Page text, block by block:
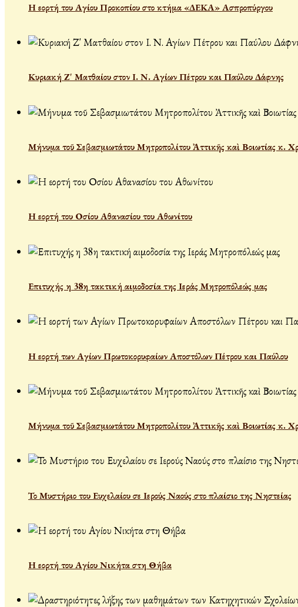
Η εορτή του Αγίου Προκοπίου στο κτήμα «ΔΕΚΑ» Ασπροπύργου
Κυριακή Ζ' Ματθαίου στον Ι. Ν. Αγίων Πέτρου και Παύλου Δάφνης
Μήνυμα τοῦ Σεβασμιωτάτου Μητροπολίτου Ἀττικῆς καὶ Βοιωτίας κ.
Η εορτή του Οσίου Αθανασίου του Αθωνίτου
Επιτυχής η 38η τακτική αιμοδοσία της Ιεράς Μητροπόλεώς μας
Η εορτή των Αγίων Πρωτοκορυφαίων Αποστόλων Πέτρου και Παύλου
Μήνυμα τοῦ Σεβασμιωτάτου Μητροπολίτου Ἀττικῆς καὶ Βοιωτίας κ.
Το Μυστήριο του Ευχελαίου σε Ιερούς Ναούς στο πλαίσιο της Νηστείας
Η εορτή του Αγίου Νικήτα στη Θήβα